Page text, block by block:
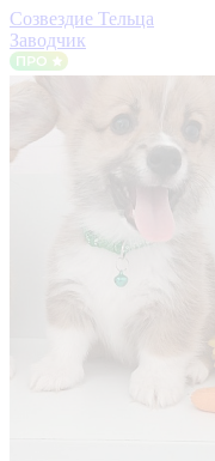
Созвездие Тельца
Заводчик